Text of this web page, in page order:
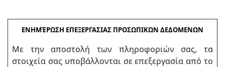
ΕΝΗΜΈΡΩΣΗ ΕΠΕΞΕΡΓΑΣΙΑΣ ΠΡΟΣΩΠΙΚΩΝ ΔΕΔΟΜΕΝΩΝ
Με την αποστολή των πληροφοριών σας, τα
στοιχεία σας υποβάλλονται σε επεξεργασία από το